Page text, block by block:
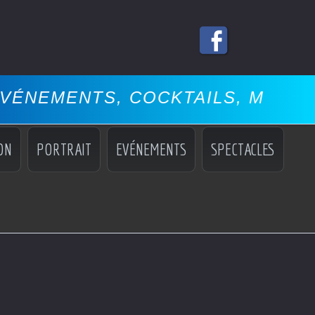
COCKTAILS, MISS,
PORTRAIT EVÉNEMENTS SPECTACLES